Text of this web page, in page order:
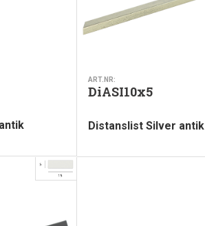
ART.NR:
DiASI10x5
Distanslist Silver antik